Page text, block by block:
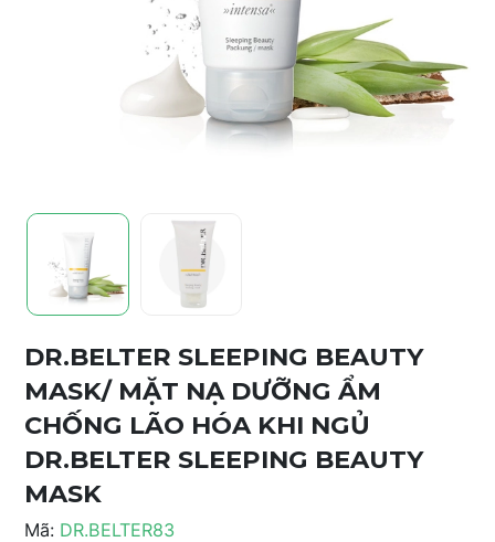
DR.BELTER SLEEPING BEAUTY
MASK/ MẶT NẠ DƯỠNG ẨM
CHỐNG LÃO HÓA KHI NGỦ
DR.BELTER SLEEPING BEAUTY
MASK
Mã: DR.BELTER83